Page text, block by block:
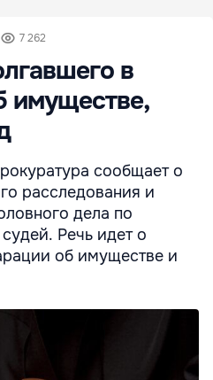
7 262
в
имуществе,
сообщает о
расследования и
дела по
Речь идет о
об имуществе и